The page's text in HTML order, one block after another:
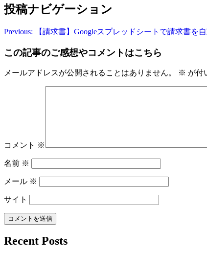
投稿ナビゲーション
Previous: 【請求書】Googleスプレッドシートで請求書を
この記事のご感想やコメントはこちら
メールアドレスが公開されることはありません。 ※ が付
コメント ※
名前 ※
メール ※
サイト
Recent Posts